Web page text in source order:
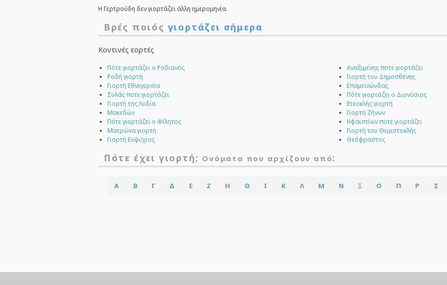
Η Γερτρούδη δεν γιορτάζει άλλη ημερομηνία.
Βρές ποιόςγιορτάζει σήμερα
Κοντινές εορτές
Πότε γιορτάζει ο Ροδιανός
Ροδή γιορτή
Γιορτή Εθνεγερσία
Συλάς ποτε γιορτάζει
Γιορτή της Λυδία
Μακεδών
Πότε γιορτάζει ο Φίλητος
Ματρώνα γιορτή
Γιορτή Ευψύχιος
Αναξιμένης ποτε γιορτάζει
Γιορτή του Δημοσθένης
Επαμεινώνδας
Πότε γιορτάζει ο Διονύσιος
Ετεοκλής γιορτή
Γιορτή Ζήνων
Ηφαιστίων ποτε γιορτάζει
Γιορτή του Θεμιστοκλής
Θεόφραστος
Πότε έχει γιορτή; Ονόματα που αρχίζουν από:
Α Β Γ Δ Ε Ζ Η Θ Ι Κ Λ Μ Ν Ξ Ο Π Ρ Σ